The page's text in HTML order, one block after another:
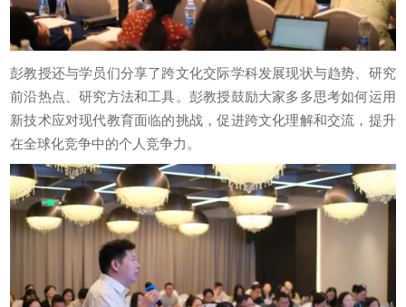
彭教授还与学员们分享了跨文化交际学科发展现状与趋势、研究
前沿热点、研究方法和工具。彭教授鼓励大家多多思考如何运用
新技术应对现代教育面临的挑战，促进跨文化理解和交流，提升
在全球化竞争中的个人竞争力。